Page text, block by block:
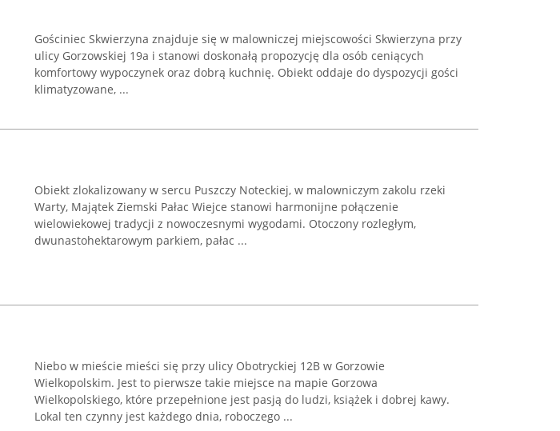
Gościniec Skwierzyna znajduje się w malowniczej miejscowości Skwierzyna przy
ulicy Gorzowskiej 19a i stanowi doskonałą propozycję dla osób ceniących
komfortowy wypoczynek oraz dobrą kuchnię. Obiekt oddaje do dyspozycji gości
klimatyzowane, ...
Obiekt zlokalizowany w sercu Puszczy Noteckiej, w malowniczym zakolu rzeki
Warty, Majątek Ziemski Pałac Wiejce stanowi harmonijne połączenie
wielowiekowej tradycji z nowoczesnymi wygodami. Otoczony rozległym,
dwunastohektarowym parkiem, pałac ...
Niebo w mieście mieści się przy ulicy Obotryckiej 12B w Gorzowie
Wielkopolskim. Jest to pierwsze takie miejsce na mapie Gorzowa
Wielkopolskiego, które przepełnione jest pasją do ludzi, książek i dobrej kawy.
Lokal ten czynny jest każdego dnia, roboczego ...